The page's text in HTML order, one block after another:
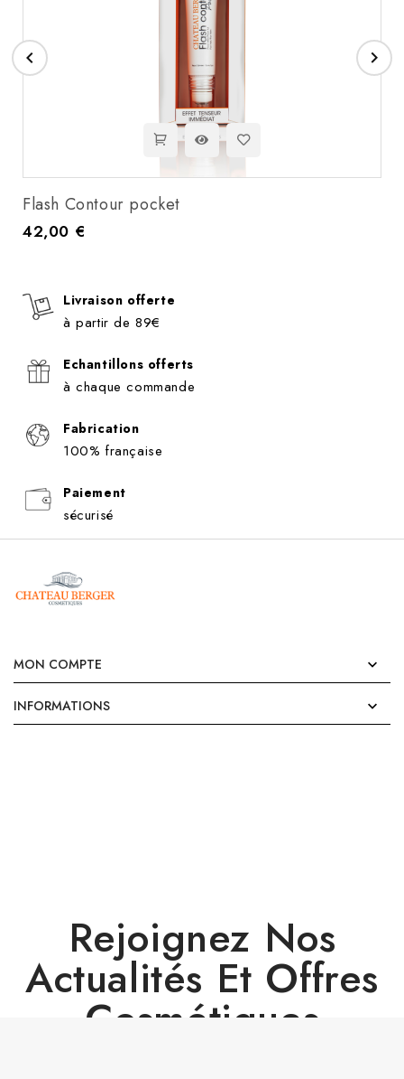
Flash Contour pocket
42,00 €
Prix
 
Livraison offerte
à partir de 89€
Echantillons offerts
à chaque commande
Fabrication
100% française
Paiement
sécurisé
MON COMPTE 
INFORMATIONS 
Rejoignez Nos
Actualités Et Offres
Cosmétiques